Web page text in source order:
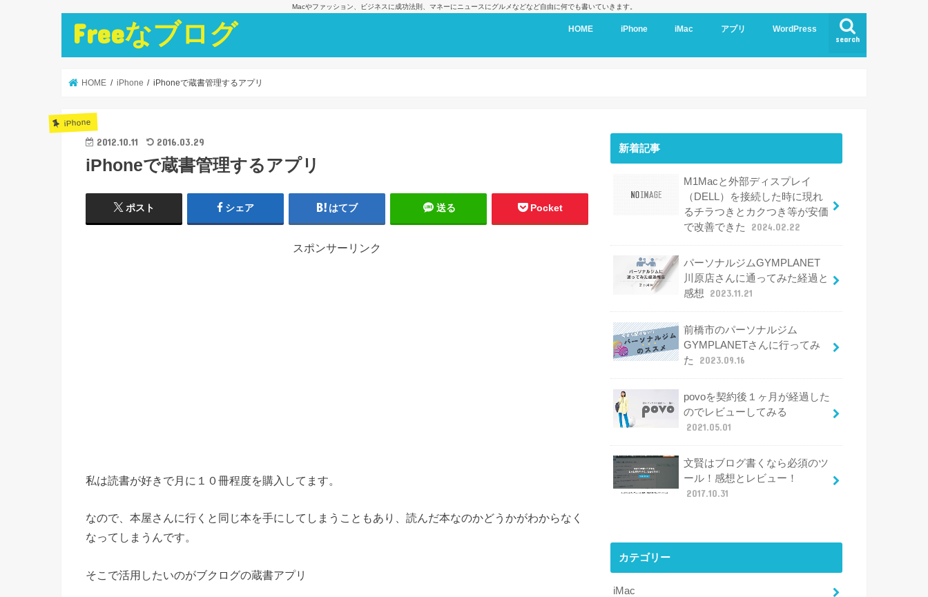
Macやファッション、ビジネスに成功法則、マネーにニュースにグルメなどなど自由に何でも書いていきます。
Freeなブログ search
HOME iPhone iMac アプリ WordPress
HOME iPhone iPhoneで蔵書管理するアプリ
iPhone
2012.10.11 2016.03.29
iPhoneで蔵書管理するアプリ
ポスト シェア はてブ 送る Pocket
スポンサーリンク
私は読書が好きで月に１０冊程度を購入してます。
なので、本屋さんに行くと同じ本を手にしてしまうこともあり、読んだ本なのかどうかがわからなく
なってしまうんです。
そこで活用したいのがブクログの蔵書アプリ
新着記事
M1Macと外部ディスプレイ
（DELL）を接続した時に現れ
るチラつきとカクつき等が安価
で改善できた
2024.02.22
パーソナルジムGYMPLANET
川原店さんに通ってみた経過と
感想
2023.11.21
前橋市のパーソナルジム
GYMPLANETさんに行ってみ
た
2023.09.16
povoを契約後１ヶ月が経過した
のでレビューしてみる
2021.05.01
文賢はブログ書くなら必須のツ
ール！感想とレビュー！
2017.10.31
カテゴリー
iMac